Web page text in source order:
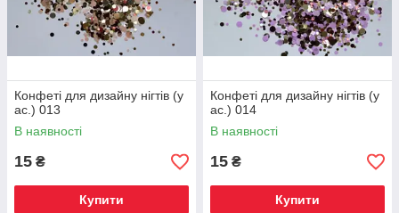
Конфеті для дизайну нігтів (у
ас.) 013
В наявності
15 ₴
Купити
Конфеті для дизайну нігтів (у
ас.) 014
В наявності
15 ₴
Купити